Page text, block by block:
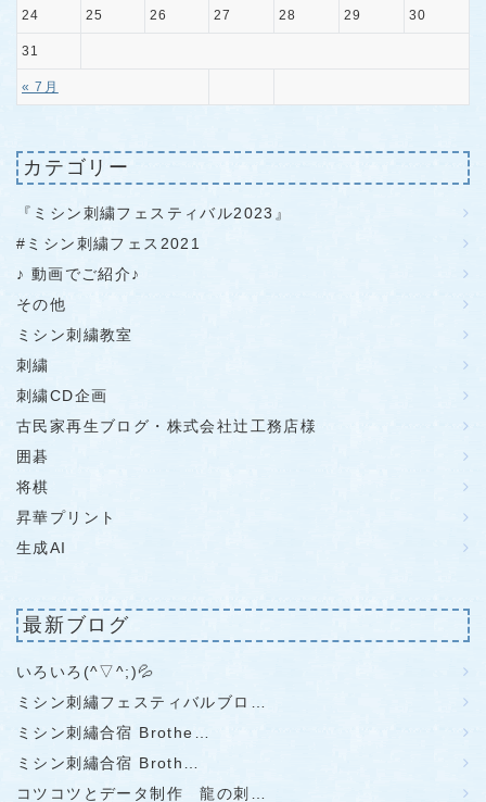
« 7月
24 25 26 27 28 29 30
31
カテゴリー
『ミシン刺繍フェスティバル2023』
#ミシン刺繍フェス2021
♪ 動画でご紹介♪
その他
ミシン刺繍教室
刺繍
刺繍CD企画
古民家再生ブログ・株式会社辻工務店様
囲碁
将棋
昇華プリント
生成AI
最新ブログ
いろいろ(^▽^;)💦
ミシン刺繡フェスティバルブロ…
ミシン刺繡合宿 Brothe…
ミシン刺繡合宿 Broth…
コツコツとデータ制作 龍の刺…